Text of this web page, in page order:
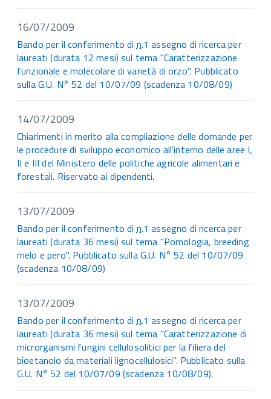
16/07/2009
Bando per il conferimento di n.1 assegno di ricerca per
laureati (durata 12 mesi) sul tema "Caratterizzazione
funzionale e molecolare di varietà di orzo". Pubblicato
sulla G.U. N° 52 del 10/07/09 (scadenza 10/08/09)
14/07/2009
Chiarimenti in merito alla compliazione delle domande per
le procedure di sviluppo economico all'interno delle aree I,
II e III del Ministero delle politiche agricole alimentari e
forestali. Riservato ai dipendenti.
13/07/2009
Bando per il conferimento di n.1 assegno di ricerca per
laureati (durata 36 mesi) sul tema "Pomologia, breeding
melo e pero". Pubblicato sulla G.U. N° 52 del 10/07/09
(scadenza 10/08/09)
13/07/2009
Bando per il conferimento di n.1 assegno di ricerca per
laureati (durata 36 mesi) sul tema "Caratterizzazione di
microrganismi fungini cellulosolitici per la filiera del
bioetanolo da materiali lignocellulosici". Pubblicato sulla
G.U. N° 52 del 10/07/09 (scadenza 10/08/09).